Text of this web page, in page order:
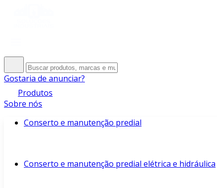
Gostaria de anunciar?
Produtos
Sobre nós
Conserto e manutenção predial
Conserto e manutenção predial elétrica e hidráulica